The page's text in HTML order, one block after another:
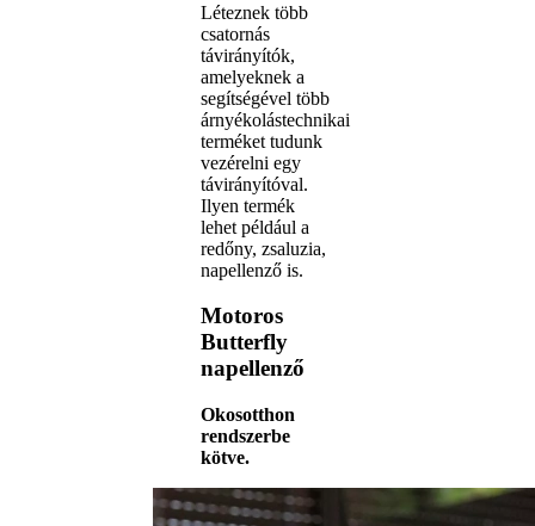
Léteznek több
csatornás
távirányítók,
amelyeknek a
segítségével több
árnyékolástechnikai
terméket tudunk
vezérelni egy
távirányítóval.
Ilyen termék
lehet például a
redőny, zsaluzia,
napellenző is.
Motoros
Butterfly
napellenző
Okosotthon
rendszerbe
kötve.